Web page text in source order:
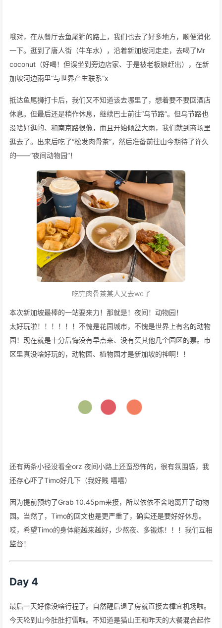
哦对，在从餐厅去鱼尾狮的路上，我们也去了好多地方，顺便消化
一下。逛到了唐人街（牛车水），沿着新加坡河走走，去喝了Mr
coconut（好喝！但误坐到旁边店家、于是被老板娘赶出），在新
加坡河边雨里“与世界产生联系”x
抵达鱼尾狮打卡后，我们又不知道该去哪里了，想着要不要回酒店
休息。但最后还是稍作休息，继续巴士前往“乌节路”。但乌节路也
没啥好逛的、和南京路很像，而且开始倾盆大雨，我们就到商场里
逛去了。出来后吃了“松发肉骨茶”，然后准备前往山今期待了许久
的——“夜间动物园”！
吃完肉骨茶某人又去wc了
本次新加坡最棒的一站要来力！那就是！夜间！动物园！
太好玩啦！！！！！！不愧是花园城市，不愧是世界上有名的动物
园！现在就是十分后悔没有早点来、没有买其他几个园区的票。市
区里真没啥好玩的，动物园、植物园才是新加坡的神啊！！
还有两条小径没看全orz 夜间小路上还蛮恐怖的，很有氛围感，我
还存心吓了Timo好几下（我好贱 嘻嘻）
因为提前预约了Grab 10.45pm来接，所以依依不舍地离开了动物
园。当然了，Timo的回文也是更严重了，确实还是要好好休息。
哎，希望Timo的身体能越来越好，少熬夜、多锻炼！！！我们互相
监督！
Day 4
最后一天好像没啥行程了。自然醒后退了房就直接去樟宜机场啦。
今天轮到山今肚肚打雷啦。不知道是猫山王和昨天的大餐混合起作